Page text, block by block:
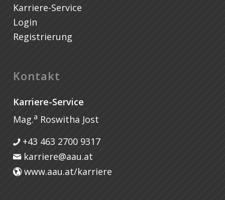
Karriere-Service
Login
Registrierung
Kontakt
Karriere-Service
Mag.a Roswitha Jost
+43 463 2700 9317
karriere@aau.at
www.aau.at/karriere